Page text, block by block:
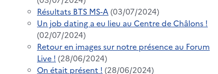
Résultats BTS MS-A (03/07/2024)
Un job dating a eu lieu au Centre de Châlons !
(02/07/2024)
Retour en images sur notre présence au Forum
Live ! (28/06/2024)
On était présent ! (28/06/2024)